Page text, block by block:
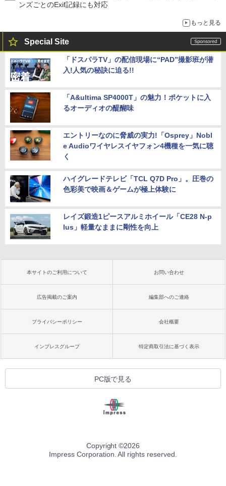
ンズごとのExif記録にも対応
もっと見る
Special Site
「ドスパラTV」の配信現場に“PAD”撮影班が潜
入!人気の秘訣に迫る!!
「A&ultima SP4000T」の魅力！ポケットに入
るオーディオの醍醐味
エントリーなのに脅威の実力!「Osprey」Nobl
e Audioワイヤレスイヤフォン4機種を一気に聴
く
ハイグレードテレビ「TCL Q7D Pro」。圧巻の
色彩美で映画＆ゲームが極上体験に
レイズ鍛造1ピースアルミホイール「CE28 N-p
lus」軽量なままに剛性を向上
本サイトのご利用について お問い合わせ
広告掲載のご案内 編集部へのご連絡
プライバシーポリシー 会社概要
インプレスグループ 特定商取引法に基づく表示
PC版で見る
Copyright ©2026
Impress Corporation. All rights reserved.